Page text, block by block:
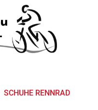
SCHUHE RENNRAD